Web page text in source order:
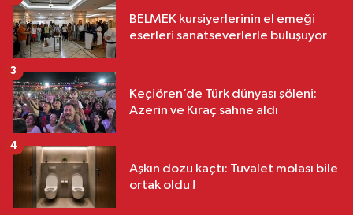
BELMEK kursiyerlerinin el emeği
eserleri sanatseverlerle buluşuyor
Keçiören’de Türk dünyası şöleni:
Azerin ve Kıraç sahne aldı
3
Aşkın dozu kaçtı: Tuvalet molası bile
ortak oldu !
4